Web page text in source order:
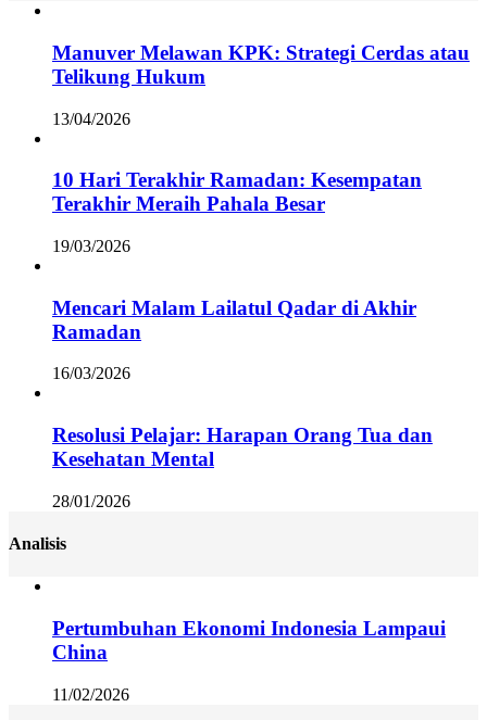
Manuver Melawan KPK: Strategi Cerdas atau
Telikung Hukum
13/04/2026
10 Hari Terakhir Ramadan: Kesempatan
Terakhir Meraih Pahala Besar
19/03/2026
Mencari Malam Lailatul Qadar di Akhir
Ramadan
16/03/2026
Resolusi Pelajar: Harapan Orang Tua dan
Kesehatan Mental
28/01/2026
Analisis
Pertumbuhan Ekonomi Indonesia Lampaui
China
11/02/2026